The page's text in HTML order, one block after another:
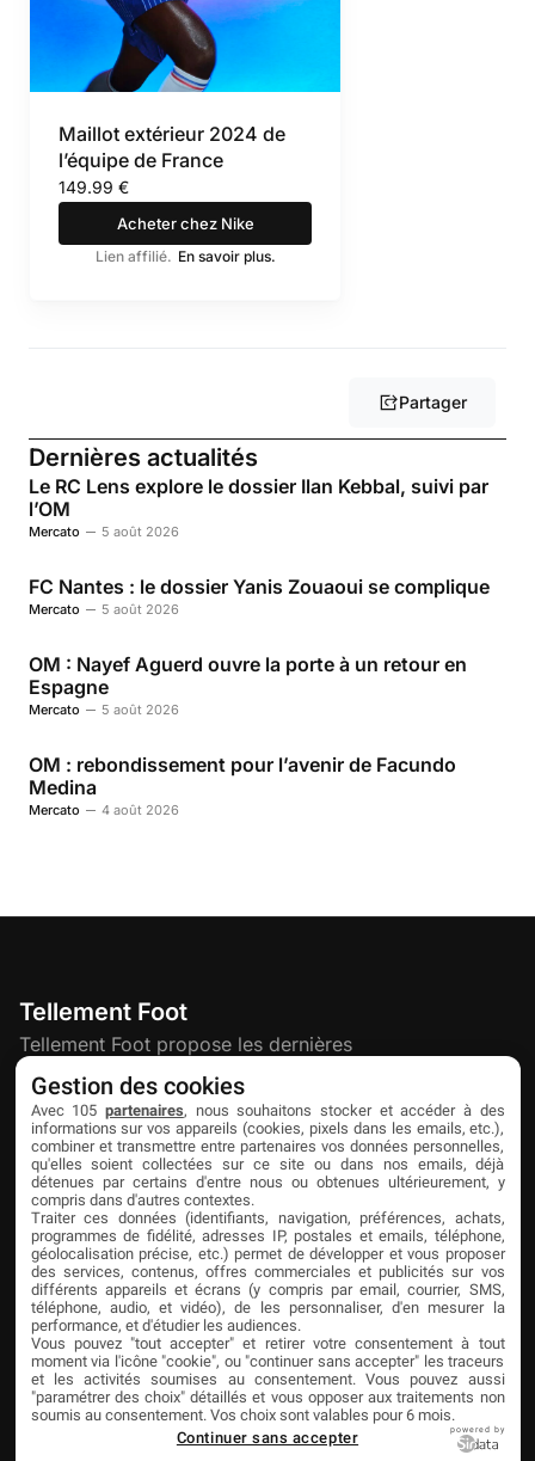
Maillot extérieur 2024 de
l’équipe de France
149.99 €
Acheter chez Nike
Lien affilié. En savoir plus.
Partager
Dernières actualités
Le RC Lens explore le dossier Ilan Kebbal, suivi par
l’OM
Mercato 5 août 2026
FC Nantes : le dossier Yanis Zouaoui se complique
Mercato 5 août 2026
OM : Nayef Aguerd ouvre la porte à un retour en
Espagne
Mercato 5 août 2026
OM : rebondissement pour l’avenir de Facundo
Medina
Mercato 4 août 2026
Tellement Foot
Tellement Foot propose les dernières
actualités et nouveautés créatives dédiées
au football.
Découvrir
À propos
Contact
Publicité
Liens utiles
Mentions légales
Confidentialité
Cookies
Partenaires
Livefoot
Jeunesfooteux
Tólmi Studio
King Score
Foot en France
Football Addict
Gestion des cookies
Avec 105 partenaires, nous souhaitons stocker et accéder à des
informations sur vos appareils (cookies, pixels dans les emails, etc.),
combiner et transmettre entre partenaires vos données personnelles,
qu'elles soient collectées sur ce site ou dans nos emails, déjà
détenues par certains d'entre nous ou obtenues ultérieurement, y
compris dans d'autres contextes.
Traiter ces données (identifiants, navigation, préférences, achats,
programmes de fidélité, adresses IP, postales et emails, téléphone,
géolocalisation précise, etc.) permet de développer et vous proposer
des services, contenus, offres commerciales et publicités sur vos
différents appareils et écrans (y compris par email, courrier, SMS,
téléphone, audio, et vidéo), de les personnaliser, d'en mesurer la
performance, et d'étudier les audiences.
Vous pouvez "tout accepter" et retirer votre consentement à tout
moment via l'icône "cookie", ou "continuer sans accepter" les traceurs
et les activités soumises au consentement. Vous pouvez aussi
"paramétrer des choix" détaillés et vous opposer aux traitements non
soumis au consentement. Vos choix sont valables pour 6 mois.
Continuer sans accepter
powered by